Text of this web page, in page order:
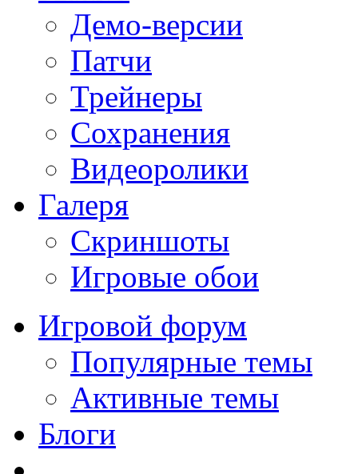
Демо-версии
Патчи
Трейнеры
Сохранения
Видеоролики
Галеря
Скриншоты
Игровые обои
Игровой форум
Популярные темы
Активные темы
Блоги